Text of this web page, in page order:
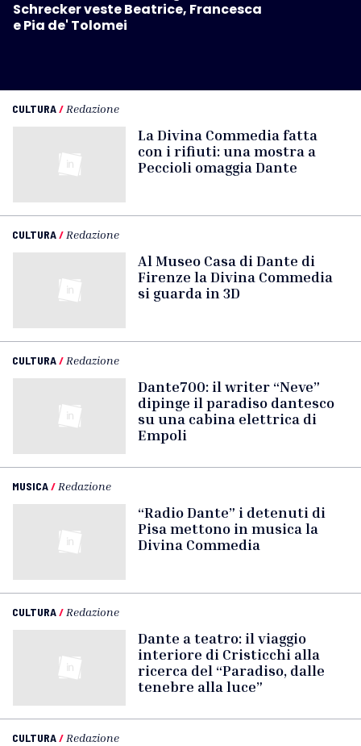
Schrecker veste Beatrice, Francesca
e Pia de' Tolomei
CULTURA/ Redazione
La Divina Commedia fatta
con i rifiuti: una mostra a
Peccioli omaggia Dante
CULTURA/ Redazione
Al Museo Casa di Dante di
Firenze la Divina Commedia
si guarda in 3D
CULTURA/ Redazione
Dante700: il writer “Neve”
dipinge il paradiso dantesco
su una cabina elettrica di
Empoli
MUSICA/ Redazione
“Radio Dante” i detenuti di
Pisa mettono in musica la
Divina Commedia
CULTURA/ Redazione
Dante a teatro: il viaggio
interiore di Cristicchi alla
ricerca del “Paradiso, dalle
tenebre alla luce”
CULTURA/ Redazione